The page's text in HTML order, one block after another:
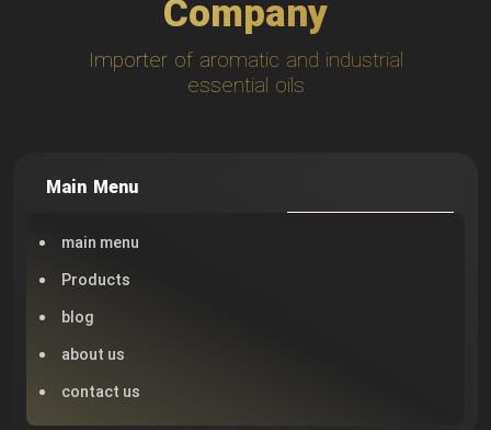
Company
Importer of aromatic and industrial
essential oils
Main Menu
main menu
Products
blog
about us
contact us